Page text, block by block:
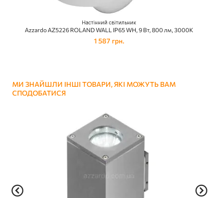
Настінний світильник
Azzardo AZ5226 ROLAND WALL IP65 WH, 9 Вт, 800 лм, 3000K
1 587 грн.
МИ ЗНАЙШЛИ ІНШІ ТОВАРИ, ЯКІ МОЖУТЬ ВАМ
СПОДОБАТИСЯ